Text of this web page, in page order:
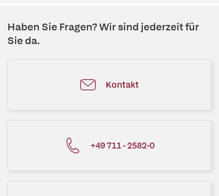
Haben Sie Fragen? Wir sind jederzeit für
Sie da.
Kontakt
+49 711 - 2582-0